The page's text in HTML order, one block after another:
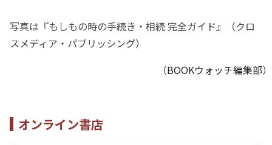
写真は『もしもの時の手続き・相続 完全ガイド』（クロ
スメディア・パブリッシング）
（BOOKウォッチ編集部）
オンライン書店